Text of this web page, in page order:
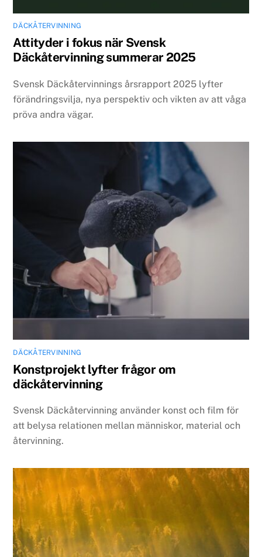
DÄCKÅTERVINNING
Attityder i fokus när Svensk
Däckåtervinning summerar 2025
Svensk Däckåtervinnings årsrapport 2025 lyfter
förändringsvilja, nya perspektiv och vikten av att våga
pröva andra vägar.
DÄCKÅTERVINNING
Konstprojekt lyfter frågor om
däckåtervinning
Svensk Däckåtervinning använder konst och film för
att belysa relationen mellan människor, material och
återvinning.